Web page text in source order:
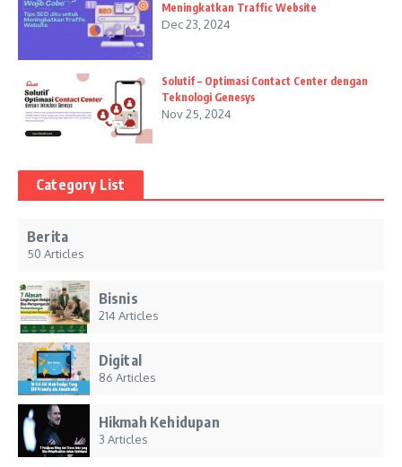
Meningkatkan Traffic Website
Dec 23, 2024
Solutif – Optimasi Contact Center dengan
Teknologi Genesys
Nov 25, 2024
Category List
Berita
50 Articles
Bisnis
214 Articles
Digital
86 Articles
Hikmah Kehidupan
3 Articles